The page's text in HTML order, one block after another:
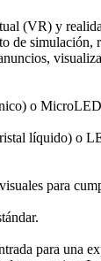
(VR) y
de simulación,
o
líquido) o
para
para una